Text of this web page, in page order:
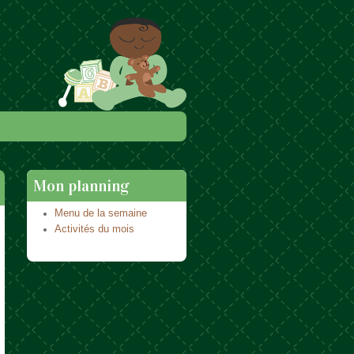
Mon planning
Menu de la semaine
Activités du mois